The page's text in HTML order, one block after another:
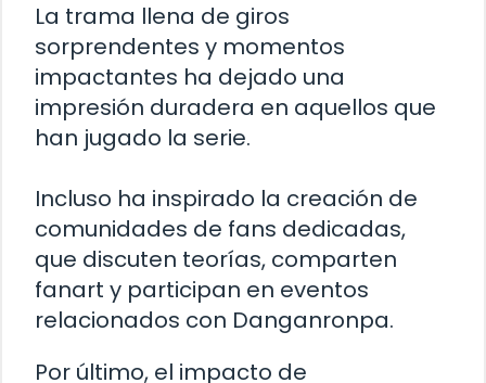
La trama llena de giros
sorprendentes y momentos
impactantes ha dejado una
impresión duradera en aquellos que
han jugado la serie.
Incluso ha inspirado la creación de
comunidades de fans dedicadas,
que discuten teorías, comparten
fanart y participan en eventos
relacionados con Danganronpa.
Por último, el impacto de